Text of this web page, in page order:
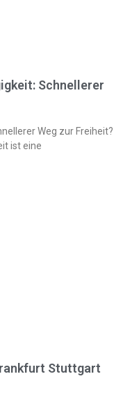
Schnellerer
Weg zur Freiheit?
ist eine
Stuttgart